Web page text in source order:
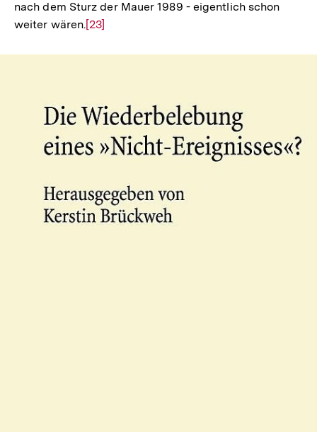
nach dem Sturz der Mauer 1989 - eigentlich schon
weiter wären.Zur
[23]